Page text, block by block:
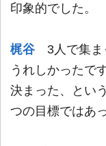
印象的でした。
梶谷 3人で集
うれしかったで
決まった、とい
つの目標ではあ